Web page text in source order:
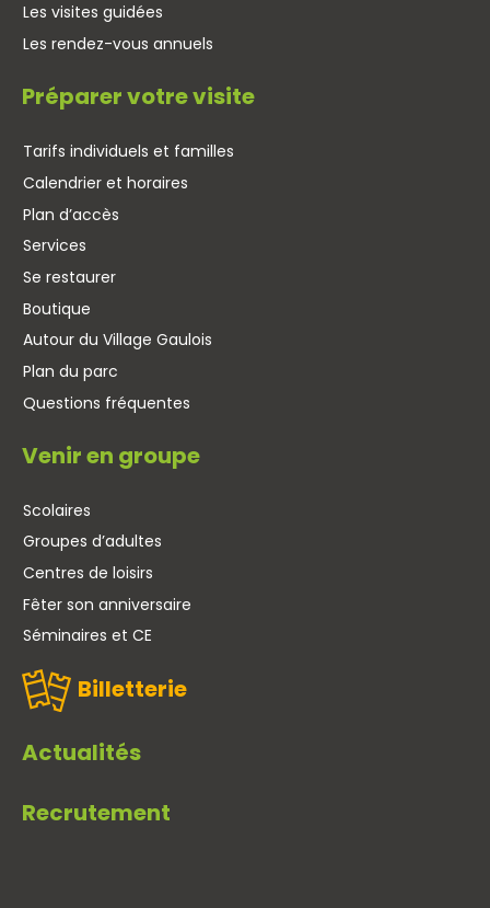
Les visites guidées
Les rendez-vous annuels
Préparer votre visite
Tarifs individuels et familles
Calendrier et horaires
Plan d’accès
Services
Se restaurer
Boutique
Autour du Village Gaulois
Plan du parc
Questions fréquentes
Venir en groupe
Scolaires
Groupes d’adultes
Centres de loisirs
Fêter son anniversaire
Séminaires et CE
Billetterie
Actualités
Recrutement